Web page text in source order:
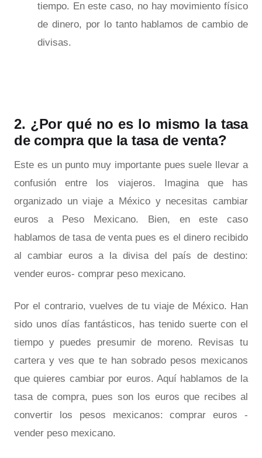
tiempo. En este caso, no hay movimiento físico
de dinero, por lo tanto hablamos de cambio de
divisas.
2. ¿Por qué no es lo mismo la tasa
de compra que la tasa de venta?
Este es un punto muy importante pues suele llevar a
confusión entre los viajeros. Imagina que has
organizado un viaje a México y necesitas cambiar
euros a Peso Mexicano. Bien, en este caso
hablamos de tasa de venta pues es el dinero recibido
al cambiar euros a la divisa del país de destino:
vender euros- comprar peso mexicano.
Por el contrario, vuelves de tu viaje de México. Han
sido unos días fantásticos, has tenido suerte con el
tiempo y puedes presumir de moreno. Revisas tu
cartera y ves que te han sobrado pesos mexicanos
que quieres cambiar por euros. Aquí hablamos de la
tasa de compra, pues son los euros que recibes al
convertir los pesos mexicanos: comprar euros -
vender peso mexicano.